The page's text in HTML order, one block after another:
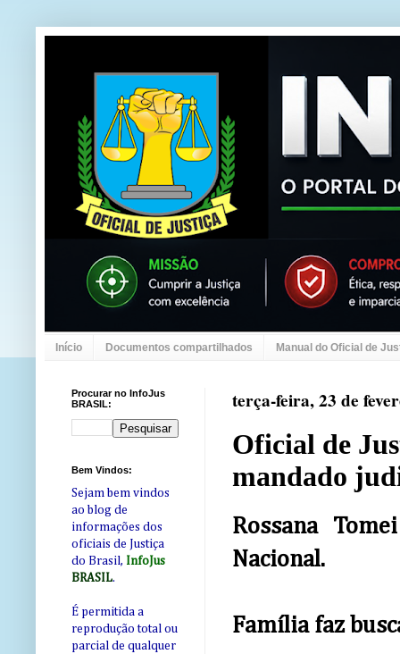
Início Documentos compartilhados Manual do Oficial de
terça-feira, 23 de
Oficial de
mandado
Rossana
Nacional.
Família faz
Procurar no InfoJus
BRASIL:
Bem Vindos:
Sejam bem vindos
ao blog de
informações dos
oficiais de Justiça
do Brasil, InfoJus
BRASIL.
É permitida a
reprodução total ou
parcial de qualquer